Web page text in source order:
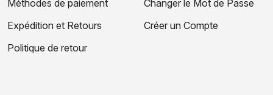
Méthodes de paiement
Expédition et Retours
Politique de retour
Changer le Mot de Passe
Créer un Compte